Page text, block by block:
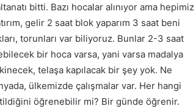
bitti. Bazı hocalar alınıyor ama hepimiz
gelir 2 saat blok yaparım 3 saat beni
torunları var biliyoruz. Bunlar 2-3 saat
bir hoca varsa, yani varsa madalya
telaşa kapılacak bir şey yok. Ne
ülkemizde çalışmalar var. Her hangi
öğrenebilir mi? Bir günde öğrenir.